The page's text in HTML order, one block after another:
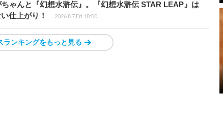
ゃんと『幻想水滸伝』。『幻想水滸伝 STAR LEAP』は
仕上がり！
2026.8.7 Fri 18:00
ランキングをもっと見る